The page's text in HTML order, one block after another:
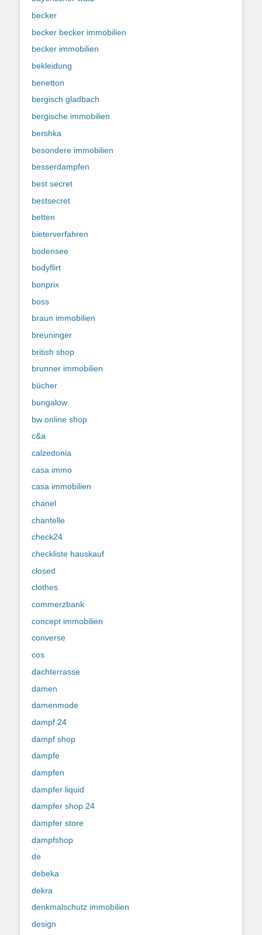
becker
becker becker immobilien
becker immobilien
bekleidung
benetton
bergisch gladbach
bergische immobilien
bershka
besondere immobilien
besserdampfen
best secret
bestsecret
betten
bieterverfahren
bodensee
bodyflirt
bonprix
boss
braun immobilien
breuninger
british shop
brunner immobilien
bücher
bungalow
bw online shop
c&a
calzedonia
casa immo
casa immobilien
chanel
chantelle
check24
checkliste hauskauf
closed
clothes
commerzbank
concept immobilien
converse
cos
dachterrasse
damen
damenmode
dampf 24
dampf shop
dampfe
dampfen
dampfer liquid
dampfer shop 24
dampfer store
dampfshop
de
debeka
dekra
denkmalschutz immobilien
design